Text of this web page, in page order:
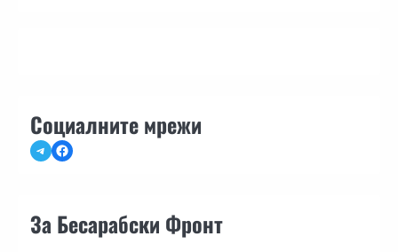
Социалните мрежи
TelegramFacebook
За Бесарабски Фронт